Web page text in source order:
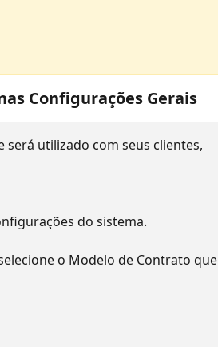
Configurações Gerais
utilizado com seus clientes,
do sistema.
o Modelo de Contrato que